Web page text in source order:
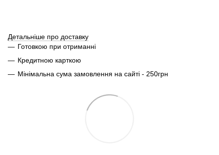
Детальніше про доставку
Готовкою при отриманні
Кредитною карткою
Мінімальна сума замовлення на сайті - 250грн